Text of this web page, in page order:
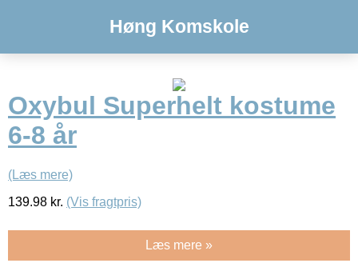
Høng Komskole
Oxybul Superhelt kostume
6-8 år
(Læs mere)
139.98 kr. (Vis fragtpris)
Læs mere »